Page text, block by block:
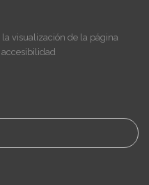
visualización de la página